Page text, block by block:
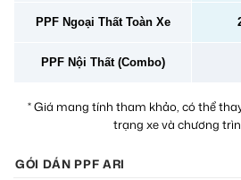
PPF Ngoại Thất Toàn Xe
PPF Nội Thất (Combo)
* Giá mang tính tham khảo, có thể
trạng xe và chương
GÓI DÁN PPF ARI